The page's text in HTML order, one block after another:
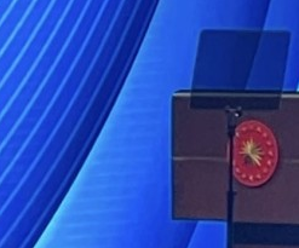
Başkan Posbıyık’tan